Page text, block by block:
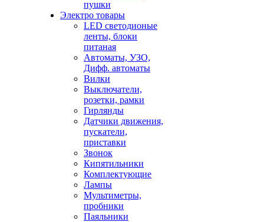
пушки
Электро товары
LED светодионые
ленты, блоки
питаная
Автоматы, УЗО,
Дифф. автоматы
Вилки
Выключатели,
розетки, рамки
Гирлянды
Датчики движения,
пускатели,
приставки
Звонок
Кипятильники
Комплектующие
Лампы
Мультиметры,
пробники
Паяльники